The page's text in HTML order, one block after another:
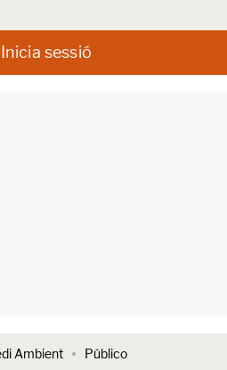
Inicia sessió
Ambient Público